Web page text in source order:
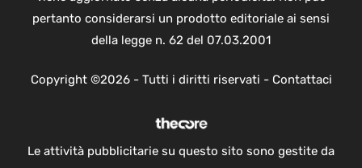
pertanto considerarsi un prodotto editoriale ai sensi
della legge n. 62 del 07.03.2001
Copyright ©2026 - Tutti i diritti riservati - Contattaci
Le attività pubblicitarie su questo sito sono gestite da